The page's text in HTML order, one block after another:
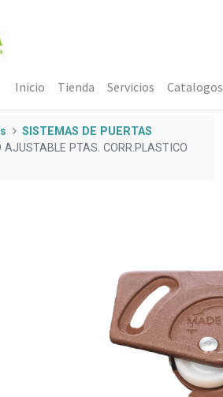
Inicio Tienda Servicios Catalogos
SISTEMAS DE PUERTAS
AJUSTABLE PTAS. CORR.PLASTICO